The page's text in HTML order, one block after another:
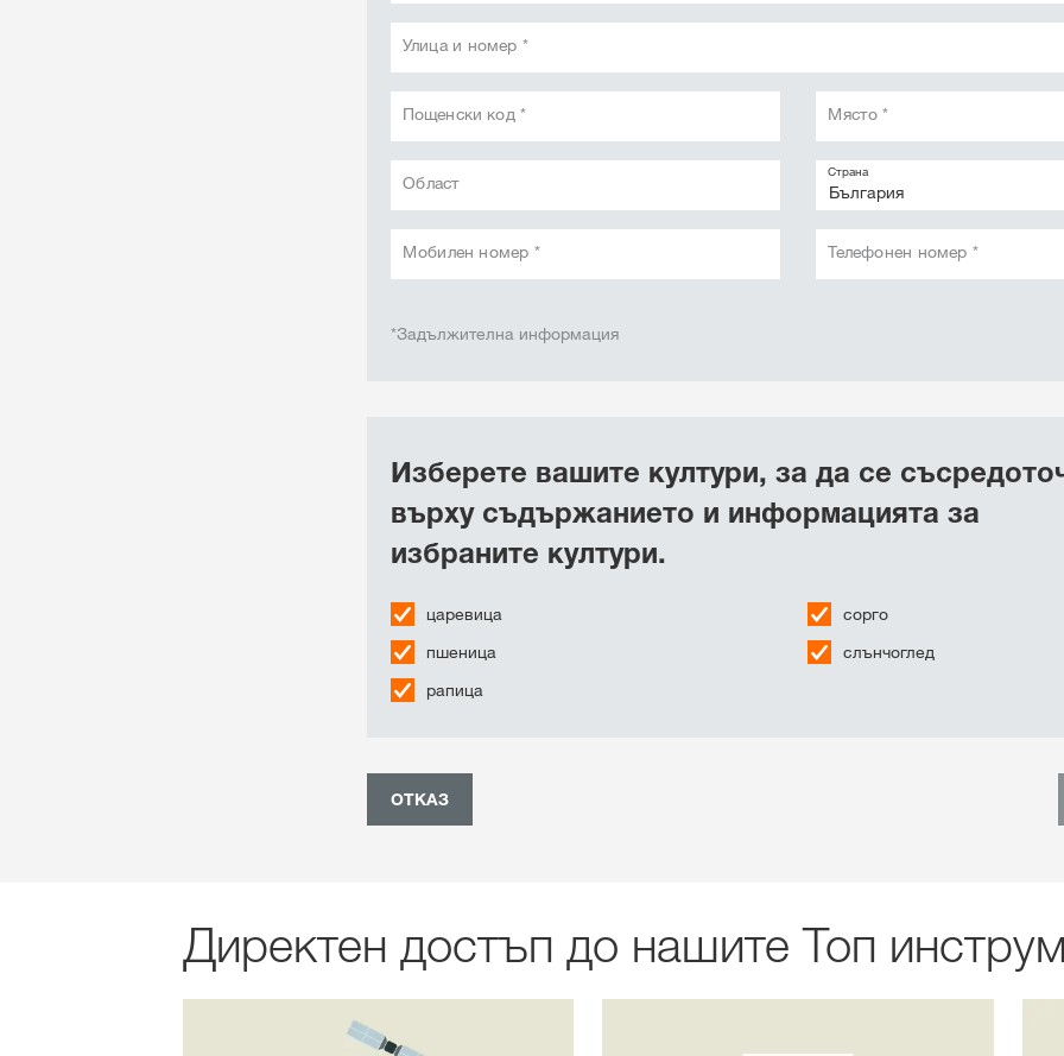
Улица и номер *
Пощенски код * Място *
Област
Страна
Мобилен номер * Телефонен номер *
*Задължителна информация
Изберете вашите култури, за да се
върху съдържанието и информацията за
избраните култури.
царевица
пшеница
рапица
сорго
слънчоглед
ОТКАЗ
Директен достъп до нашите Топ